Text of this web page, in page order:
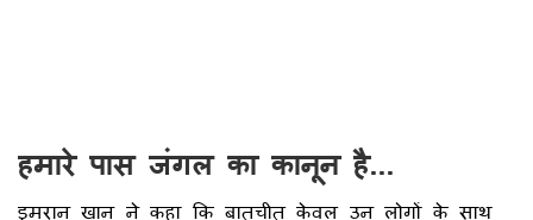
हमारे पास जंगल का कानून है...
इमरान खान ने कहा कि बातचीत केवल उन लोगों के साथ